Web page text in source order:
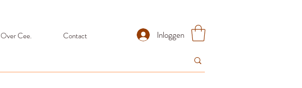
Inloggen
Over Cee. Contact